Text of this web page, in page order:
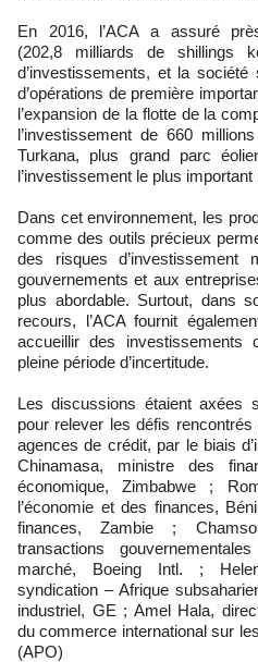
En 2016, l’ACA a assuré
(202,8 milliards de shillings
d’investissements, et la
d’opérations de première
l’expansion de la flotte de la
l’investissement de 660
Turkana, plus grand parc
l’investissement le plus
Dans cet environnement, les
comme des outils précieux
des risques
gouvernements et aux
plus abordable. Surtout, dans
recours, l’ACA fournit
accueillir des
pleine période d’incertitude.
Les discussions étaient axées
pour relever les défis
agences de crédit, par le biais
Chinamasa, ministre des
économique, Zimbabwe ;
l’économie et des finances,
finances, Zambie ;
transactions
marché, Boeing Intl. ;
syndication – Afrique
industriel, GE ; Amel Hala,
du commerce international sur
(APO)